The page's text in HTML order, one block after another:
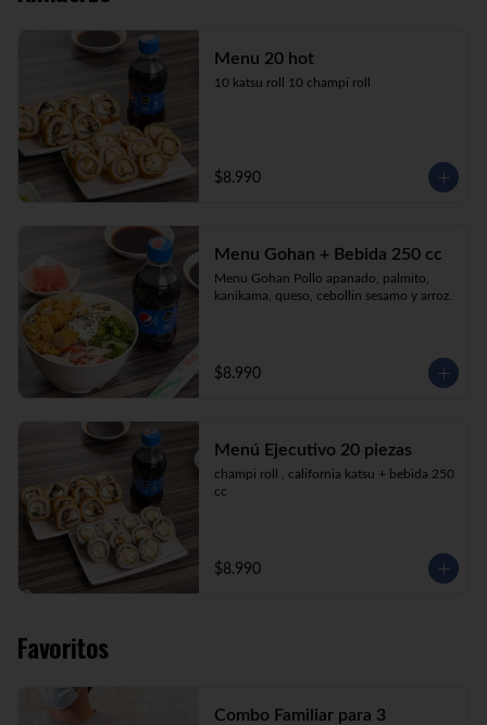
Menu 20 hot
10 katsu roll 10 champi roll
$8.990
Menu Gohan + Bebida 250 cc
Menu Gohan Pollo apanado, palmito,
kanikama, queso, cebollin sesamo y arroz.
$8.990
Menú Ejecutivo 20 piezas
champi roll , california katsu + bebida 250
cc
$8.990
Favoritos
Combo Familiar para 3